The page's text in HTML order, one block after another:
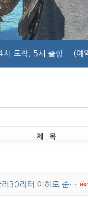
시 도착, 5시 출항 (예약
제 목
30리터 이하로 준…